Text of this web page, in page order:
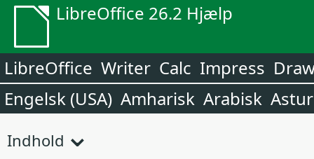
LibreOffice 26.2 Hjælp
LibreOffice Writer Calc Impress
Engelsk (USA) Amharisk Arabisk
Indhold